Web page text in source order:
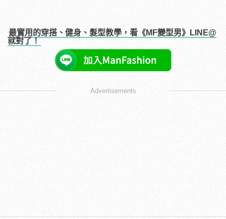
最實用的穿搭、健身、髮型教學，看《MF變型男》LINE@
就對了！
Advertisements